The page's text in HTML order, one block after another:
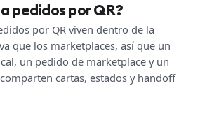
pedidos por QR?
por QR viven dentro de la
que los marketplaces, así que un
un pedido de marketplace y un
cartas, estados y handoff